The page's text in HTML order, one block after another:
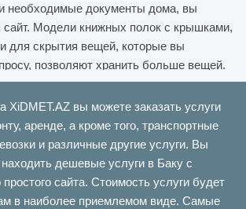
и необходимые документы дома, вы
сайт. Модели книжных полок с крышками,
для скрытия вещей, которые вы
позволяют хранить больше вещей.
которую предпочитают люди, которые
вида. Вы не пожалеете, если
за любыми моделями стоек.
дверей и стекла - более
вариант для декоративного
ищите дальше, чтобы заказать любые
вы можете заказать услуги
аренде, а кроме того, транспортные
и различные другие услуги. Вы
дешевые услуги в Баку с
сайта. Стоимость услуги будет
в наиболее приемлемом виде. Самые